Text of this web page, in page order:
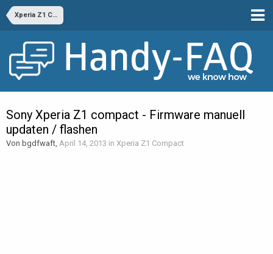
Xperia Z1 Compact
Sony Xperia Z1 compact - Firmware manuell
updaten / flashen
Von bgdfwaft, April 14, 2013 in Xperia Z1 Compact